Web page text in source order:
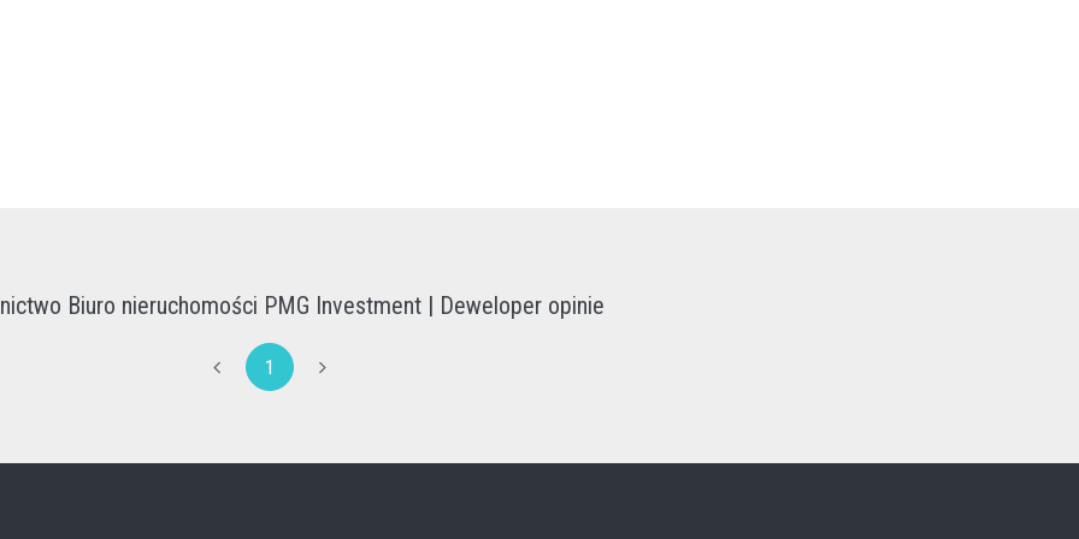
Biuro nieruchomości PMG Investment | Deweloper opinie
1